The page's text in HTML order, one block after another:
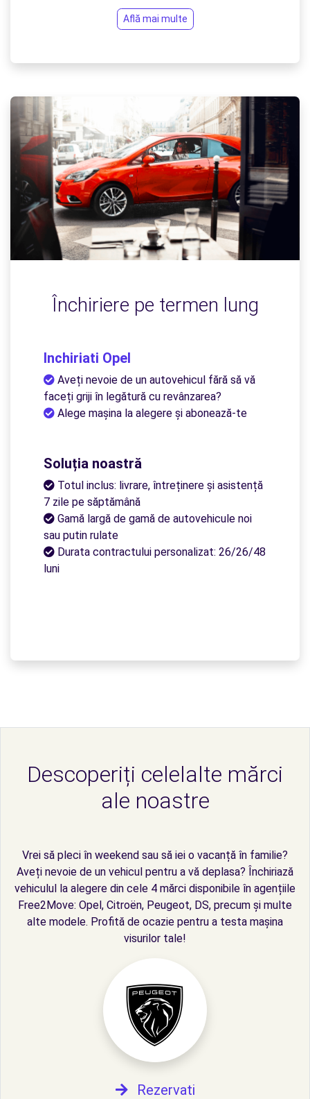
Află mai multe
Închiriere pe termen lung
Inchiriati Opel
Aveți nevoie de un autovehicul fără să vă
faceți griji în legătură cu revânzarea?
Alege mașina la alegere și abonează-te
Soluția noastră
Totul inclus: livrare, întreținere și asistență
7 zile pe săptămână
Gamă largă de gamă de autovehicule noi
sau putin rulate
Durata contractului personalizat: 26/26/48
luni
Descoperiți celelalte mărci
ale noastre
Vrei să pleci în weekend sau să iei o vacanță în familie?
Aveți nevoie de un vehicul pentru a vă deplasa? Închiriază
vehiculul la alegere din cele 4 mărci disponibile în agențiile
Free2Move: Opel, Citroën, Peugeot, DS, precum și multe
alte modele. Profită de ocazie pentru a testa mașina
visurilor tale!
Rezervati